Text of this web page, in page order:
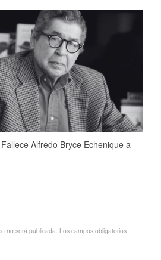
Alfredo Bryce Echenique a
no será publicada. Los campos obligatorios